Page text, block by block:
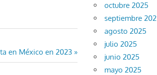
en México en 2023
octubre 2025
septiembre
agosto 2025
julio 2025
junio 2025
mayo 2025